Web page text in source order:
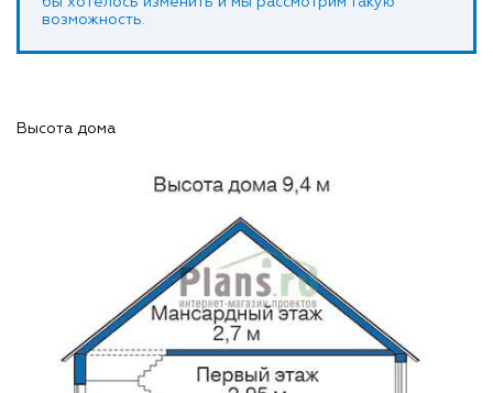
возможность.
Высота дома